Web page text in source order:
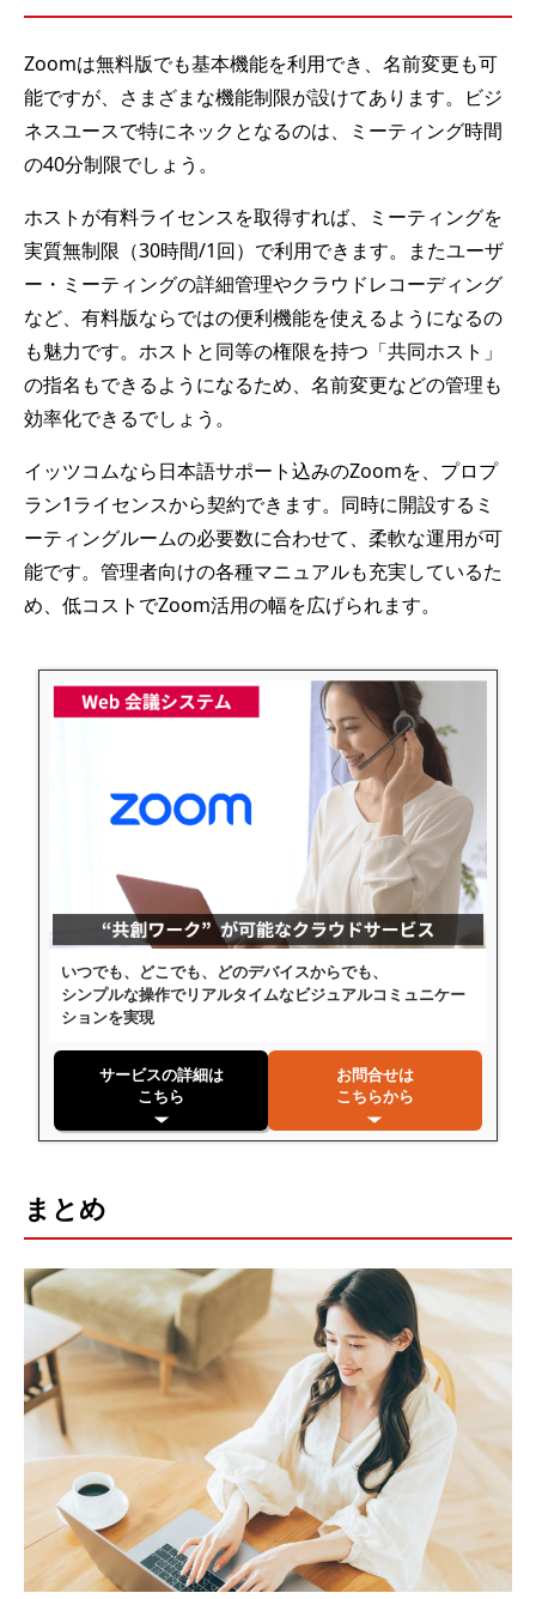
Zoomは無料版でも基本機能を利用でき、名前変更も可
能ですが、さまざまな機能制限が設けてあります。ビジ
ネスユースで特にネックとなるのは、ミーティング時間
の40分制限でしょう。
ホストが有料ライセンスを取得すれば、ミーティングを
実質無制限（30時間/1回）で利用できます。またユーザ
ー・ミーティングの詳細管理やクラウドレコーディング
など、有料版ならではの便利機能を使えるようになるの
も魅力です。ホストと同等の権限を持つ「共同ホスト」
の指名もできるようになるため、名前変更などの管理も
効率化できるでしょう。
イッツコムなら日本語サポート込みのZoomを、プロプ
ラン1ライセンスから契約できます。同時に開設するミ
ーティングルームの必要数に合わせて、柔軟な運用が可
能です。管理者向けの各種マニュアルも充実しているた
め、低コストでZoom活用の幅を広げられます。
いつでも、どこでも、どのデバイスからでも、
シンプルな操作でリアルタイムなビジュアルコミュニケー
ションを実現
サービスの詳細は
こちら
お問合せは
こちらから
まとめ